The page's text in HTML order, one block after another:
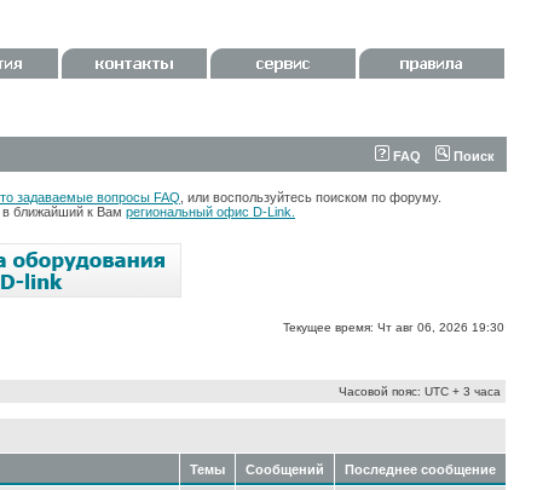
FAQ Поиск
задаваемые вопросы FAQ , или воспользуйтесь поиском по форуму.
в ближайший к Вам региональный офис D-Link.
Текущее время: Чт авг 06, 2026 19:30
Часовой пояс: UTC + 3 часа
Темы Сообщений Последнее сообщение